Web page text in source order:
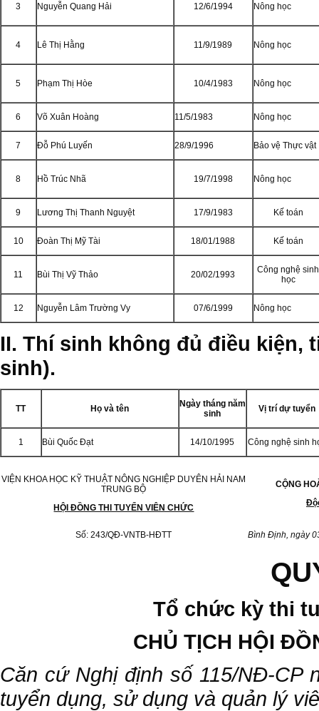
3 Nguyễn Quang Hải 12/6/1994 Nông học
4 Lê Thị Hằng 11/9/1989 Nông học
5 Phạm Thị Hòe 10/4/1983 Nông học
6 Võ Xuân Hoàng 11/5/1983 Nông học
7 Đỗ Phú Luyến 28/9/1996 Bảo vệ Thực vật
8 Hồ Trúc Nhã 19/7/1998 Nông học
9 Lương Thị Thanh Nguyệt 17/9/1983 Kế toán
10 Đoàn Thị Mỹ Tài 18/01/1988 Kế toán
11 Bùi Thị Vỹ Thảo 20/02/1993
Công nghệ sinh
học
12 Nguyễn Lâm Trường Vy 07/6/1999 Nông học
II. Thí sinh không đủ điều kiện,
sinh).
TT Họ và tên
Ngày tháng năm
sinh
Vị trí dự tuyển
1 Bùi Quốc Đạt 14/10/1995 Công nghệ sinh
VIỆN KHOA HỌC KỸ THUẬT NÔNG NGHIỆP DUYÊN HẢI NAM
TRUNG BỘ
HỘI ĐỒNG THI TUYỂN VIÊN CHỨC
CỘNG
Số: 243/QĐ-VNTB-HĐTT Bình Định, ngày
Tổ chức kỳ thi
CHỦ TỊCH HỘI
Căn cứ Nghị định số 115/NĐ-CP
tuyển dụng, sử dụng và quản lý